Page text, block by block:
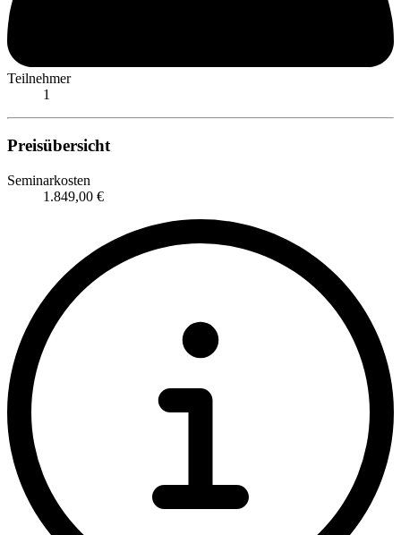
Teilnehmer
1
Preisübersicht
Seminarkosten
1.849,00 €